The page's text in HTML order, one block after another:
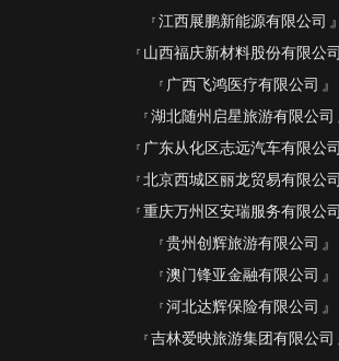
江西展鹏新能源有限公司
山西福庆新材料股份有限公司
广西飞鸿医疗有限公司
湖北随州启星旅游有限公司
广东从化区志远汽车有限公司
北京西城区丽龙贸易有限公司
重庆万州区安瑞服务有限公司
贵州创辉旅游有限公司
澳门锋亚金融有限公司
河北达辉保险有限公司
吉林爱映旅游集团有限公司